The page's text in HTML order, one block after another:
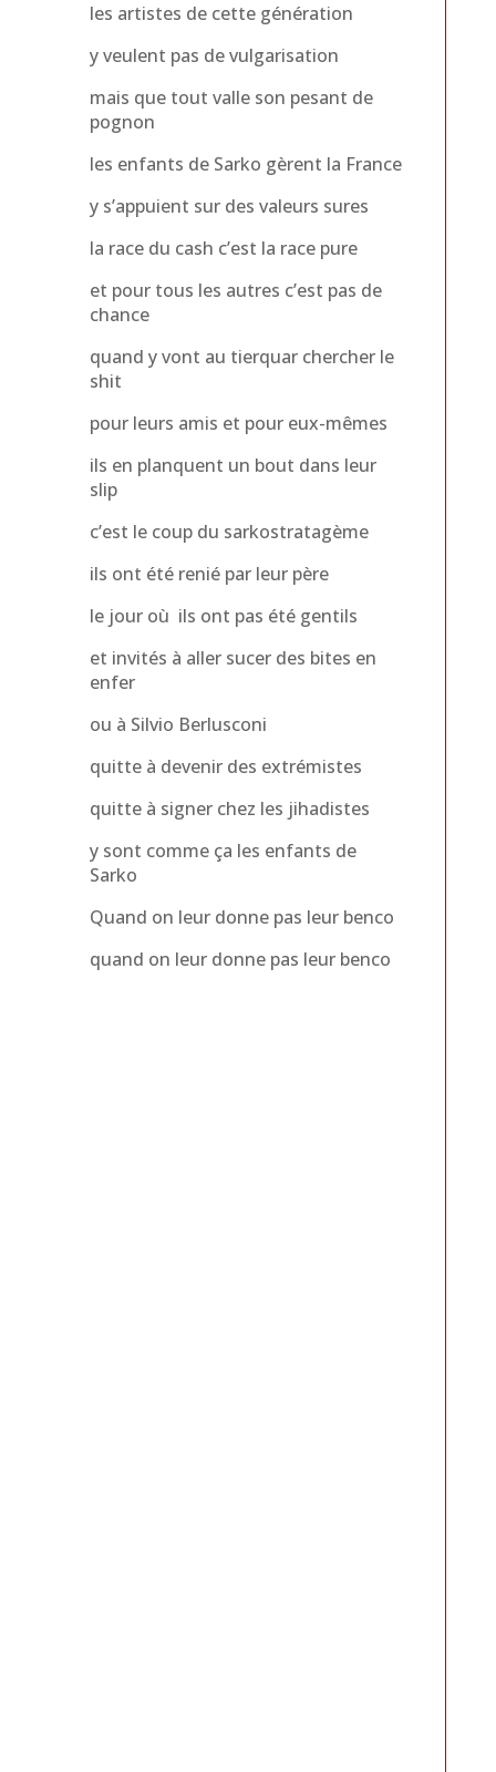
les artistes de cette génération
y veulent pas de vulgarisation
mais que tout valle son pesant de
pognon
les enfants de Sarko gèrent la France
y s’appuient sur des valeurs sures
la race du cash c’est la race pure
et pour tous les autres c’est pas de
chance
quand y vont au tierquar chercher le
shit
pour leurs amis et pour eux-mêmes
ils en planquent un bout dans leur
slip
c’est le coup du sarkostratagème
ils ont été renié par leur père
le jour où ils ont pas été gentils
et invités à aller sucer des bites en
enfer
ou à Silvio Berlusconi
quitte à devenir des extrémistes
quitte à signer chez les jihadistes
y sont comme ça les enfants de
Sarko
Quand on leur donne pas leur benco
quand on leur donne pas leur benco